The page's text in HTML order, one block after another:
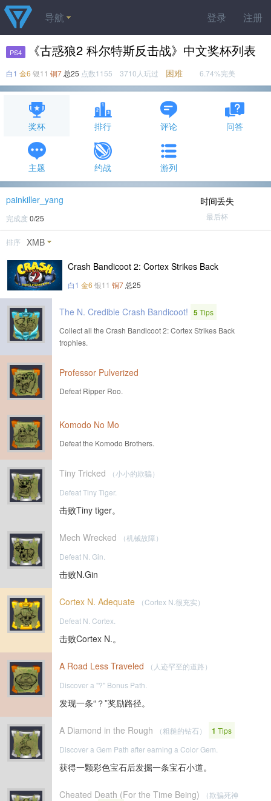
登录 注册
导航
PS4 《古惑狼2 科尔特斯反击战》中文奖杯列表
白1 金6 银11 铜7 总25 点数1155 3710人玩过 困难 6.74%完美
奖杯 排行 评论 问答
主题 约战 游列
painkiller_yang
完成度 0/25
时间丢失
最后杯
排序 XMB
Crash Bandicoot 2: Cortex Strikes Back
白1 金6 银11 铜7 总25
The N. Credible Crash Bandicoot! 5Tips
Collect all the Crash Bandicoot 2: Cortex Strikes Back
trophies.
Professor Pulverized
Defeat Ripper Roo.
Komodo No Mo
Defeat the Komodo Brothers.
Tiny Tricked
（小小的欺骗）
Defeat Tiny Tiger.
击败Tiny tiger。
Mech Wrecked
（机械故障）
Defeat N. Gin.
击败N.Gin
Cortex N. Adequate
（Cortex N.很充实）
Defeat N. Cortex.
击败Cortex N.。
A Road Less Traveled
（人迹罕至的道路）
Discover a "?" Bonus Path.
发现一条“？”奖励路径。
A Diamond in the Rough （粗糙的钻石） 1 Tips
Discover a Gem Path after earning a Color Gem.
获得一颗彩色宝石后发掘一条宝石小道。
Cheated Death (For the Time Being)
（欺骗死神